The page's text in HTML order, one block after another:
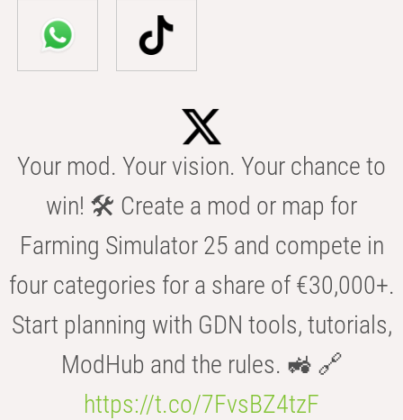
Your mod. Your vision. Your chance to
win! 🛠️ Create a mod or map for
Farming Simulator 25 and compete in
four categories for a share of €30,000+.
Start planning with GDN tools, tutorials,
ModHub and the rules. 🚜 🔗
https://t.co/7FvsBZ4tzF